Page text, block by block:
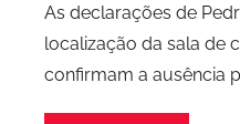
As declarações de
localização da sala de
confirmam a ausência